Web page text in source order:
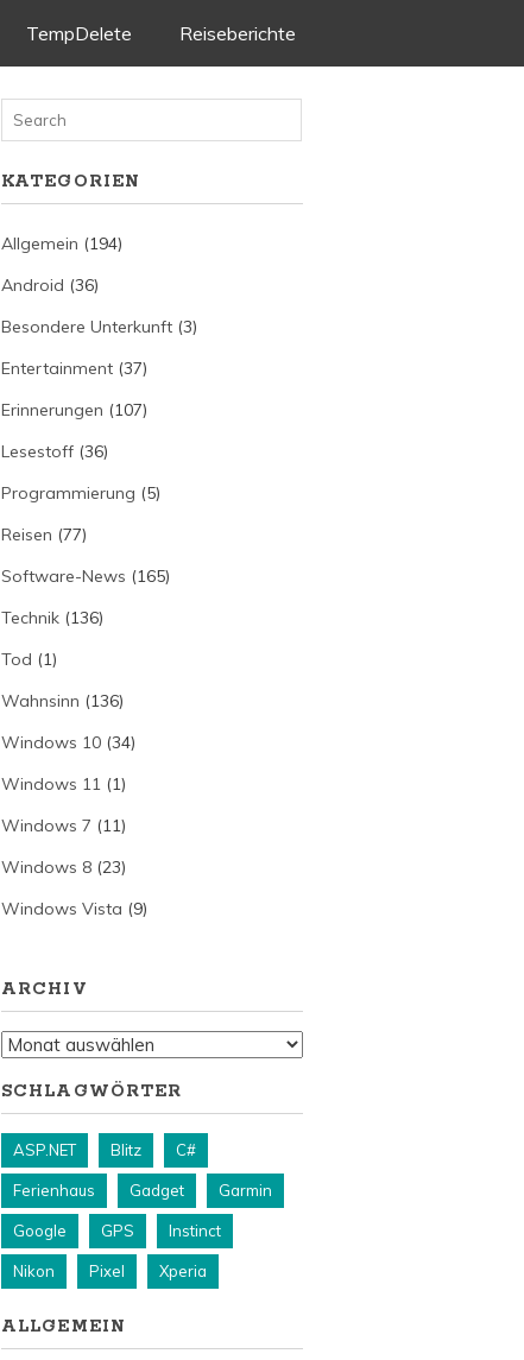
TempDelete Reiseberichte
KATEGORIEN
Allgemein (194)
Android (36)
Besondere Unterkunft(3)
Entertainment(37)
Erinnerungen (107)
Lesestoff(36)
Programmierung (5)
Reisen (77)
Software-News (165)
Technik(136)
Tod (1)
Wahnsinn (136)
Windows 10(34)
Windows 11 (1)
Windows 7 (11)
Windows 8(23)
Windows Vista (9)
ARCHIV
Archiv
SCHLAGWÖRTER
ASP.NET Blitz C#
Ferienhaus Gadget Garmin
Google GPS Instinct
Nikon Pixel Xperia
ALLGEMEIN